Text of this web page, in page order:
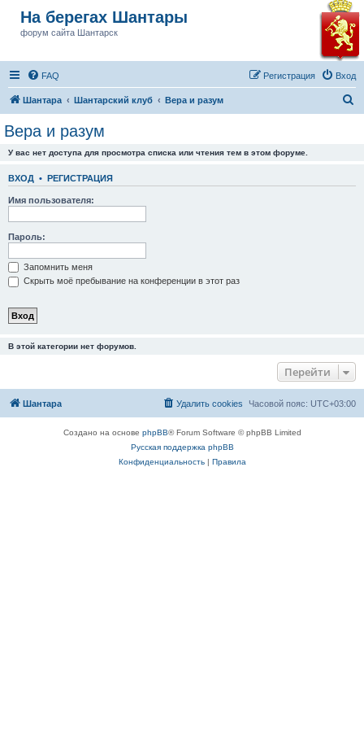
На берегах Шантары
форум сайта Шантарск
FAQ Вход
Регистрация
Шантара Шантарский клуб Вера и разум
Вера и разум
У вас нет доступа для просмотра списка или чтения тем в этом форуме.
ВХОД • РЕГИСТРАЦИЯ
Имя пользователя:
Пароль:
Запомнить меня
Скрыть моё пребывание на конференции в этот раз
В этой категории нет форумов.
Перейти
Шантара Часовой пояс: UTC+03:00
Удалить cookies
Создано на основе phpBB® Forum Software © phpBB Limited
Русская поддержка phpBB
Конфиденциальность| Правила